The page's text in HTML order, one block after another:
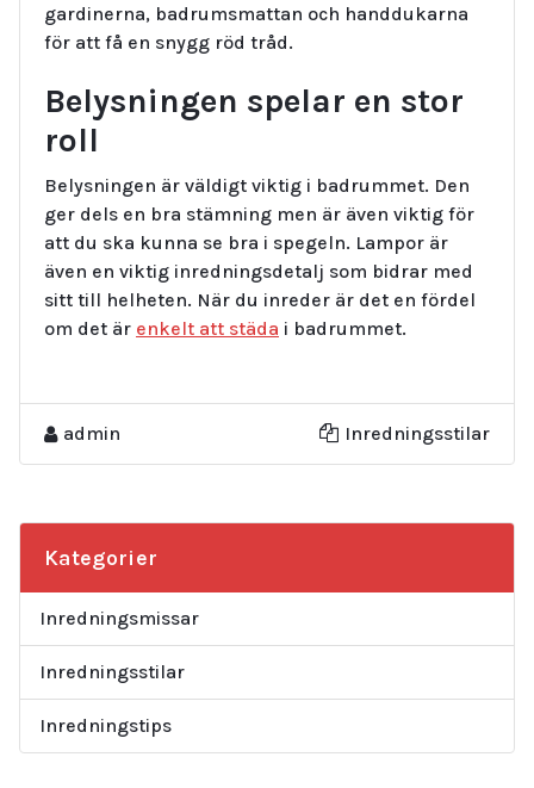
gardinerna, badrumsmattan och handdukarna
för att få en snygg röd tråd.
Belysningen spelar en stor
roll
Belysningen är väldigt viktig i badrummet. Den
ger dels en bra stämning men är även viktig för
att du ska kunna se bra i spegeln. Lampor är
även en viktig inredningsdetalj som bidrar med
sitt till helheten. När du inreder är det en fördel
om det är enkelt att städa i badrummet.
admin Inredningsstilar
Kategorier
Inredningsmissar
Inredningsstilar
Inredningstips